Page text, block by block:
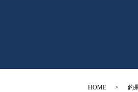
HOME 釣